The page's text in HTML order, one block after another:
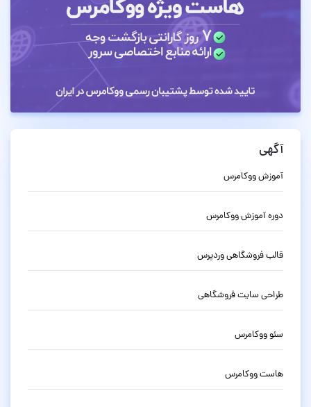
آگهی
آموزش ووکامرس
دوره آموزش ووکامرس
قالب فروشگاهی وردپرس
طراحی سایت فروشگاهی
سئو ووکامرس
هاست ووکامرس